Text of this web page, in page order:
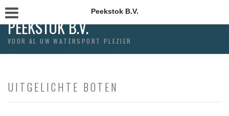
Peekstok B.V.
PEEKSTOK B.V.
VOOR AL UW WATERSPORT PLEZIER
UITGELICHTE BOTEN